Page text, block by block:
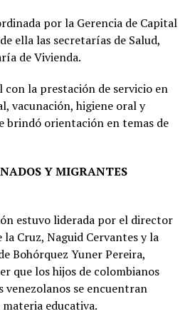
por la Gerencia de Capital
ella las secretarías de Salud,
de Vivienda.
la prestación de servicio en
vacunación, higiene oral y
brindó orientación en temas de
Y MIGRANTES
estuvo liderada por el director
la Cruz, Naguid Cervantes y la
Bohórquez Yuner Pereira,
que los hijos de colombianos
se encuentran
educativa.